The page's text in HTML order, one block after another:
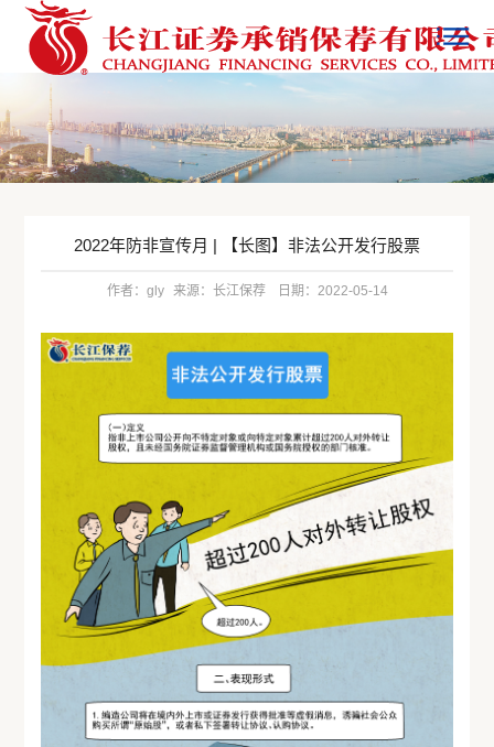
2022年防非宣传月 | 【长图】非法公开发行股票
作者：gly 来源：长江保荐 日期：2022-05-14